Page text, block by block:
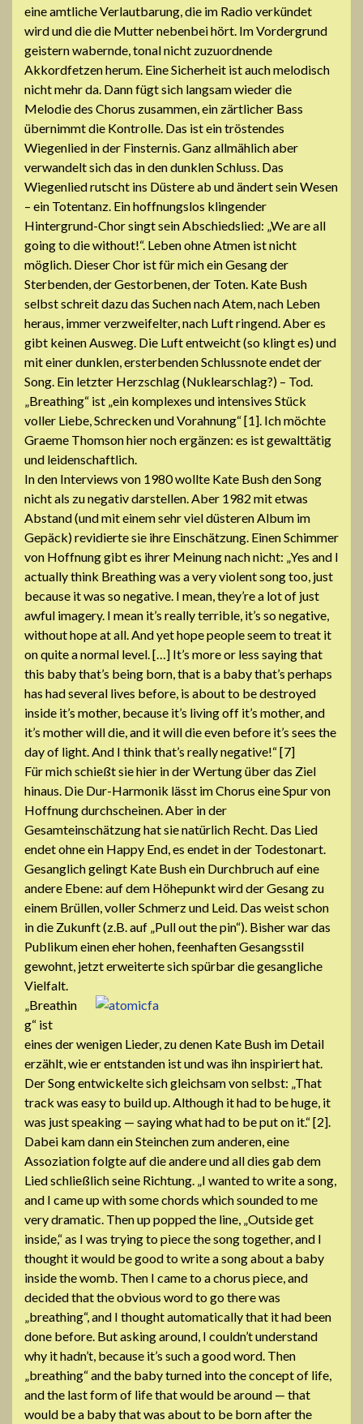
eine amtliche Verlautbarung, die im Radio verkündet
wird und die die Mutter nebenbei hört. Im Vordergrund
geistern wabernde, tonal nicht zuzuordnende
Akkordfetzen herum. Eine Sicherheit ist auch melodisch
nicht mehr da. Dann fügt sich langsam wieder die
Melodie des Chorus zusammen, ein zärtlicher Bass
übernimmt die Kontrolle. Das ist ein tröstendes
Wiegenlied in der Finsternis. Ganz allmählich aber
verwandelt sich das in den dunklen Schluss. Das
Wiegenlied rutscht ins Düstere ab und ändert sein Wesen
– ein Totentanz. Ein hoffnungslos klingender
Hintergrund-Chor singt sein Abschiedslied: „We are all
going to die without!“. Leben ohne Atmen ist nicht
möglich. Dieser Chor ist für mich ein Gesang der
Sterbenden, der Gestorbenen, der Toten. Kate Bush
selbst schreit dazu das Suchen nach Atem, nach Leben
heraus, immer verzweifelter, nach Luft ringend. Aber es
gibt keinen Ausweg. Die Luft entweicht (so klingt es) und
mit einer dunklen, ersterbenden Schlussnote endet der
Song. Ein letzter Herzschlag (Nuklearschlag?) – Tod.
„Breathing“ ist „ein komplexes und intensives Stück
voller Liebe, Schrecken und Vorahnung“ [1]. Ich möchte
Graeme Thomson hier noch ergänzen: es ist gewalttätig
und leidenschaftlich.
In den Interviews von 1980 wollte Kate Bush den Song
nicht als zu negativ darstellen. Aber 1982 mit etwas
Abstand (und mit einem sehr viel düsteren Album im
Gepäck) revidierte sie ihre Einschätzung. Einen Schimmer
von Hoffnung gibt es ihrer Meinung nach nicht: „Yes and I
actually think Breathing was a very violent song too, just
because it was so negative. I mean, they’re a lot of just
awful imagery. I mean it’s really terrible, it’s so negative,
without hope at all. And yet hope people seem to treat it
on quite a normal level. […] It’s more or less saying that
this baby that’s being born, that is a baby that’s perhaps
has had several lives before, is about to be destroyed
inside it’s mother, because it’s living off it’s mother, and
it’s mother will die, and it will die even before it’s sees the
day of light. And I think that’s really negative!“ [7]
Für mich schießt sie hier in der Wertung über das Ziel
hinaus. Die Dur-Harmonik lässt im Chorus eine Spur von
Hoffnung durchscheinen. Aber in der
Gesamteinschätzung hat sie natürlich Recht. Das Lied
endet ohne ein Happy End, es endet in der Todestonart.
Gesanglich gelingt Kate Bush ein Durchbruch auf eine
andere Ebene: auf dem Höhepunkt wird der Gesang zu
einem Brüllen, voller Schmerz und Leid. Das weist schon
in die Zukunft (z.B. auf „Pull out the pin“). Bisher war das
Publikum einen eher hohen, feenhaften Gesangsstil
gewohnt, jetzt erweiterte sich spürbar die gesangliche
Vielfalt.
„Breathin
g“ ist
eines der wenigen Lieder, zu denen Kate Bush im Detail
erzählt, wie er entstanden ist und was ihn inspiriert hat.
Der Song entwickelte sich gleichsam von selbst: „That
track was easy to build up. Although it had to be huge, it
was just speaking — saying what had to be put on it.“ [2].
Dabei kam dann ein Steinchen zum anderen, eine
Assoziation folgte auf die andere und all dies gab dem
Lied schließlich seine Richtung. „I wanted to write a song,
and I came up with some chords which sounded to me
very dramatic. Then up popped the line, „Outside get
inside,“ as I was trying to piece the song together, and I
thought it would be good to write a song about a baby
inside the womb. Then I came to a chorus piece, and
decided that the obvious word to go there was
„breathing“, and I thought automatically that it had been
done before. But asking around, I couldn’t understand
why it hadn’t, because it’s such a good word. Then
„breathing“ and the baby turned into the concept of life,
and the last form of life that would be around — that
would be a baby that was about to be born after the